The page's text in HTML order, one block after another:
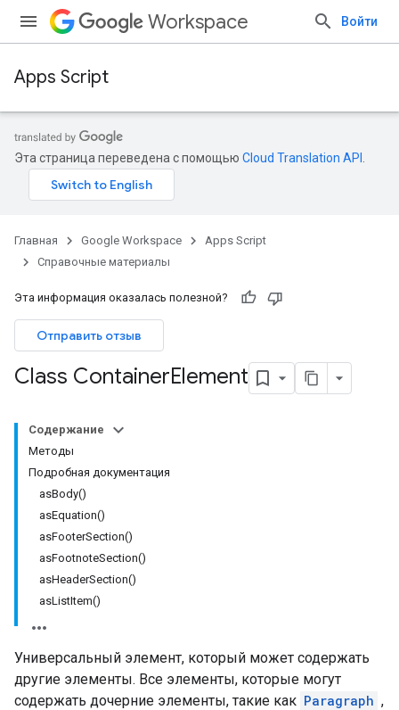
Workspace Войти
Apps Script
Эта страница переведена с помощью Cloud Translation API
Главная Google Workspace
Apps Script
Справочные материалы
Эта информация оказалась полезной?
Отправить отзыв
Class ContainerElement
Содержание
Методы
Подробная документация
asBody()
asEquation()
asFooterSection()
asFootnoteSection()
asHeaderSection()
asListItem()
Универсальный элемент, который может содержать
другие элементы. Все элементы, которые могут
содержать дочерние элементы, такие как Paragraph ,